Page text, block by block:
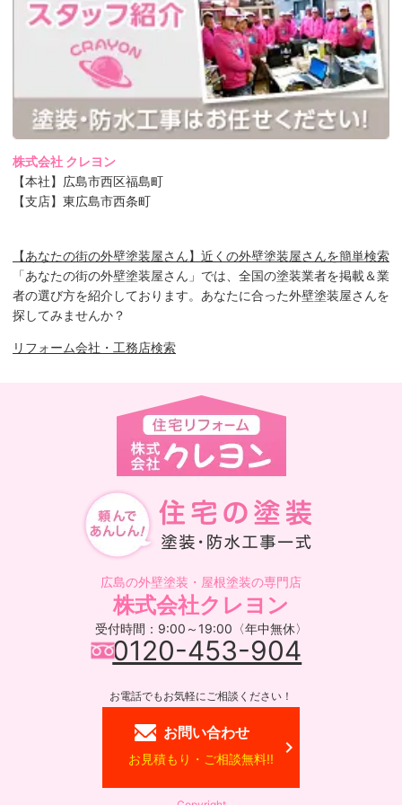
株式会社 クレヨン
【本社】広島市西区福島町
【支店】東広島市西条町
【あなたの街の外壁塗装屋さん】近くの外壁塗装屋さんを簡単検索
「あなたの街の外壁塗装屋さん」では、全国の塗装業者を掲載＆業
者の選び方を紹介しております。あなたに合った外壁塗装屋さんを
探してみませんか？
リフォーム会社・工務店検索
広島の外壁塗装・屋根塗装の専門店
株式会社クレヨン
受付時間：9:00～19:00〈年中無休〉
0120-453-904
お電話でもお気軽にご相談ください！
お問い合わせ
お見積もり・ご相談無料!!